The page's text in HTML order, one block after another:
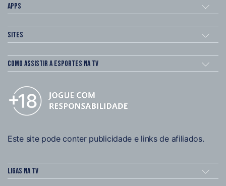
Apps
Sites
Como assistir a esportes na TV
Este site pode conter publicidade e links de afiliados.
Ligas na TV